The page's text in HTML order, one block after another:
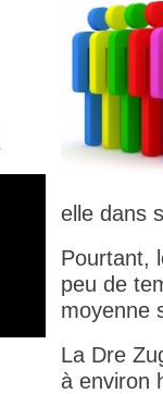
elle dans
Pourtant,
peu de
moyenne
La Dre
à environ